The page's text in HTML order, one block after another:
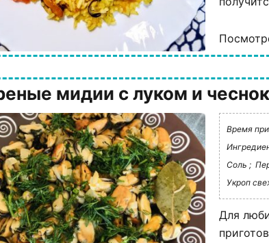
мидии с луком и
Время
Соль ;
Укроп
Для